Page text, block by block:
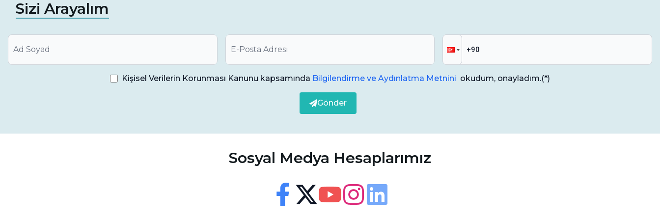
Ortodontik müdahale sonrasında elde edilen sonuçları optimize eder, tedavi başarısını
güçlendirir.
Pekiştirme Tedavisi Riskleri
Retainer veya diğer kullanılan materyallere karşı nadir de olsa alerjik
Retainerlar veya diğer apareylerin kullanımı sırasında diş etlerinde
Retainerların kaybolması, kırılması veya hasar görmesi durumunda
Görsel ve sesli destek ayarları
Sizi Arayalım
Kişisel Verilerin Korunması Kanunu kapsamında Bilgilendirme ve Aydınlatma Metnini okudum, onayladım.(*)
Gönder
Sosyal Medya Hesaplarımız